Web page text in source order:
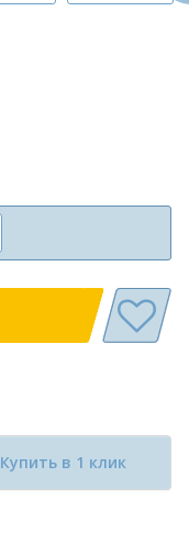
Купить в 1 клик